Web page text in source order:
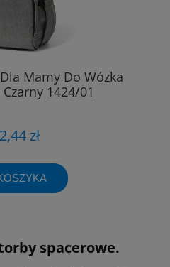
Mamy Do Wózka
Czarny 1424/01
zł
spacerowe.